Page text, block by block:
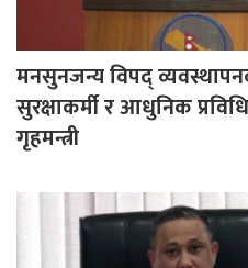
मनसुनजन्य विपद्
सुरक्षाकर्मी र आधुनिक
गृहमन्त्री